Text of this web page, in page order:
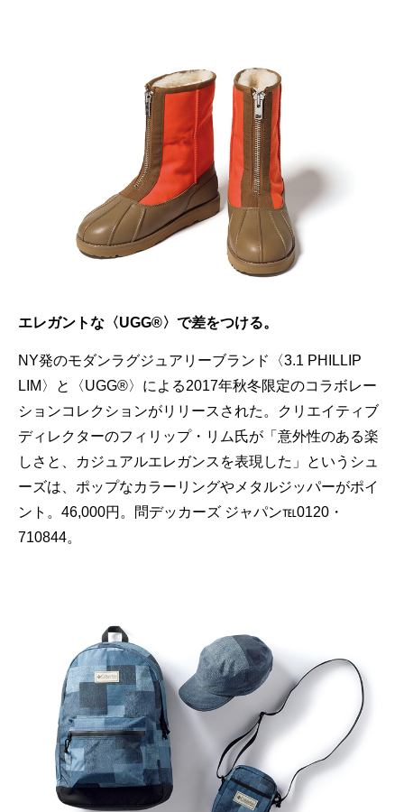
エレガントな〈UGG®〉で差をつける。
NY発のモダンラグジュアリーブランド〈3.1 PHILLIP
LIM〉と〈UGG®〉による2017年秋冬限定のコラボレー
ションコレクションがリリースされた。クリエイティブ
ディレクターのフィリップ・リム氏が「意外性のある楽
しさと、カジュアルエレガンスを表現した」というシュ
ーズは、ポップなカラーリングやメタルジッパーがポイ
ント。46,000円。問デッカーズ ジャパン℡0120・
710844。